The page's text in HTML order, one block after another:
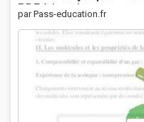
PDF à imprimer
par Pass-education.fr